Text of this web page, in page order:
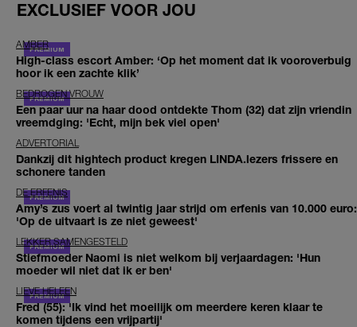
EXCLUSIEF VOOR JOU
AMBER
High-class escort Amber: ‘Op het moment dat ik vooroverbuig
hoor ik een zachte klik’
BEDROGEN VROUW
Een paar uur na haar dood ontdekte Thom (32) dat zijn vriendin
vreemdging: 'Echt, mijn bek viel open'
ADVERTORIAL
Dankzij dit hightech product kregen LINDA.lezers frissere en
schonere tanden
DE ERFENIS
Amy’s zus voert al twintig jaar strijd om erfenis van 10.000 euro:
'Op de uitvaart is ze niet geweest'
LEKKER SAMENGESTELD
Stiefmoeder Naomi is niet welkom bij verjaardagen: 'Hun
moeder wil niet dat ik er ben'
LIEVE HELEEN
Fred (55): 'Ik vind het moeilijk om meerdere keren klaar te
komen tijdens een vrijpartij'